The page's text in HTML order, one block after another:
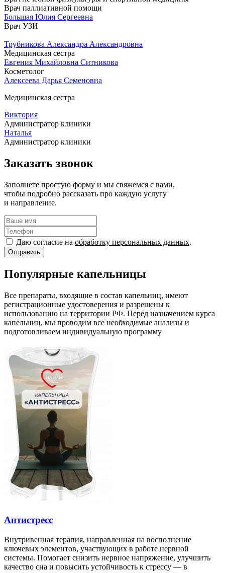
Врач паллиативной помощи
Большая Юлия Сергеевна
Врач УЗИ
Трубникова Александра Александровна
Медицинская сестра
Евгения Михайловна Ситникова
Косметолог
Алексеева Дарья Семеновна
Медицинская сестра
Виктория
Администратор клиники
Наталья
Администратор клиники
Заказать звонок
Заполнете простую форму и мы свяжемся с вами,
чтобы подробно рассказать про каждую услугу
и направление.
Даю согласие на обработку персональных данных.
Популярные капельницы
Все препараты, входящие в состав капельниц, имеют
регистрационные удостоверения и разрешены к
использованию на территории РФ. Перед назначением курса
капельниц, мы проводим все необходимые анализы и
подготовливаем индивидуальную программу
Антистресс
Внутривенная терапия, направленная на восполнение
ключевых элементов, участвующих в работе нервной
системы. Помогает снизить нервное напряжение, улучшить
качество сна и повысить устойчивость к стрессу — в